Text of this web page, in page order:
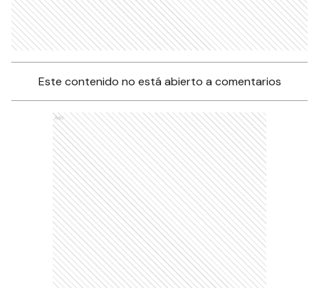
Este contenido no está abierto a comentarios
Ads